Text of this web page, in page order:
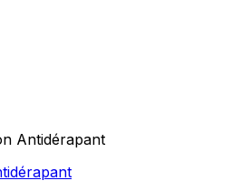
Antidérapant
propriétaires de sites web à comprendre
sites en collectant et en rapportant des
pertinentes et engageantes pour
pour les éditeurs et les annonceurs tiers.